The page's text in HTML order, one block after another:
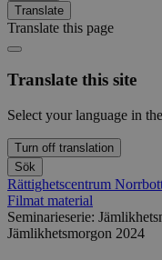
Translate
Translate this page
Translate this site
Select your language in
Turn off translation
Sök
Rättighetscentrum
Filmat material
Seminarieserie:
Jämlikhetsmorgon 2024